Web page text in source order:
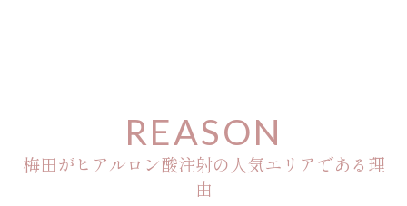
REASON
梅田がヒアルロン酸注射の人気エリアである理
由